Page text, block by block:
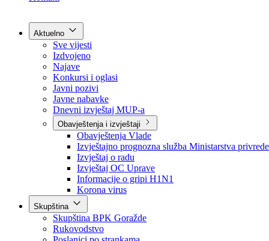
Kontakt
Aktuelno
Sve vijesti
Izdvojeno
Najave
Konkursi i oglasi
Javni pozivi
Javne nabavke
Dnevni izvještaj MUP-a
Obavještenja i izvještaji
Obavještenja Vlade
Izvještajno prognozna služba Ministarstva privrede
Izvještaj o radu
Izvještaj OC Uprave
Informacije o gripi H1N1
Korona virus
Skupština